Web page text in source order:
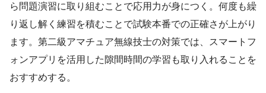
ら問題演習に取り組むことで応用力が身につく。何度も繰
り返し解く練習を積むことで試験本番での正確さが上がり
ます。第二級アマチュア無線技士の対策では、スマートフ
ォンアプリを活用した隙間時間の学習も取り入れることを
おすすめする。